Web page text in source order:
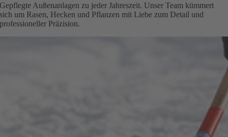
Gepflegte Außenanlagen zu jeder Jahreszeit. Unser Team kümmert
sich um Rasen, Hecken und Pflanzen mit Liebe zum Detail und
professioneller Präzision.